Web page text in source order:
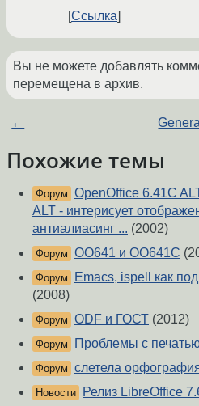
Ссылка
Вы не можете добавлять
перемещена в архив.
←
Похожие темы
Форум OpenOffice 6.41C
ALT - интерисует
антиалиасинг ... (2002)
Форум OO641 и OO641C
Форум
Emacs, ispell как
(2008)
Форум ODF и ГОСТ (2012)
Форум Проблемы с
Форум слетела
Новости Релиз LibreOffice